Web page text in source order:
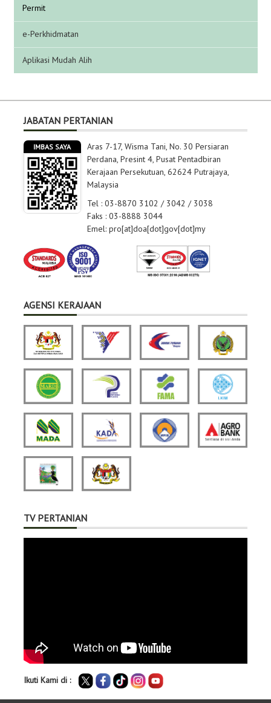
Permit
e-Perkhidmatan
Aplikasi Mudah Alih
JABATAN PERTANIAN
IMBAS SAYA
Aras 7-17, Wisma Tani, No. 30 Persiaran
Perdana, Presint 4, Pusat Pentadbiran
Kerajaan Persekutuan, 62624 Putrajaya,
Malaysia
Tel : 03-8870 3102 / 3042 / 3038
Faks : 03-8888 3044
Emel: pro[at]doa[dot]gov[dot]my
AGENSI KERAJAAN
TV PERTANIAN
Ikuti Kami di :